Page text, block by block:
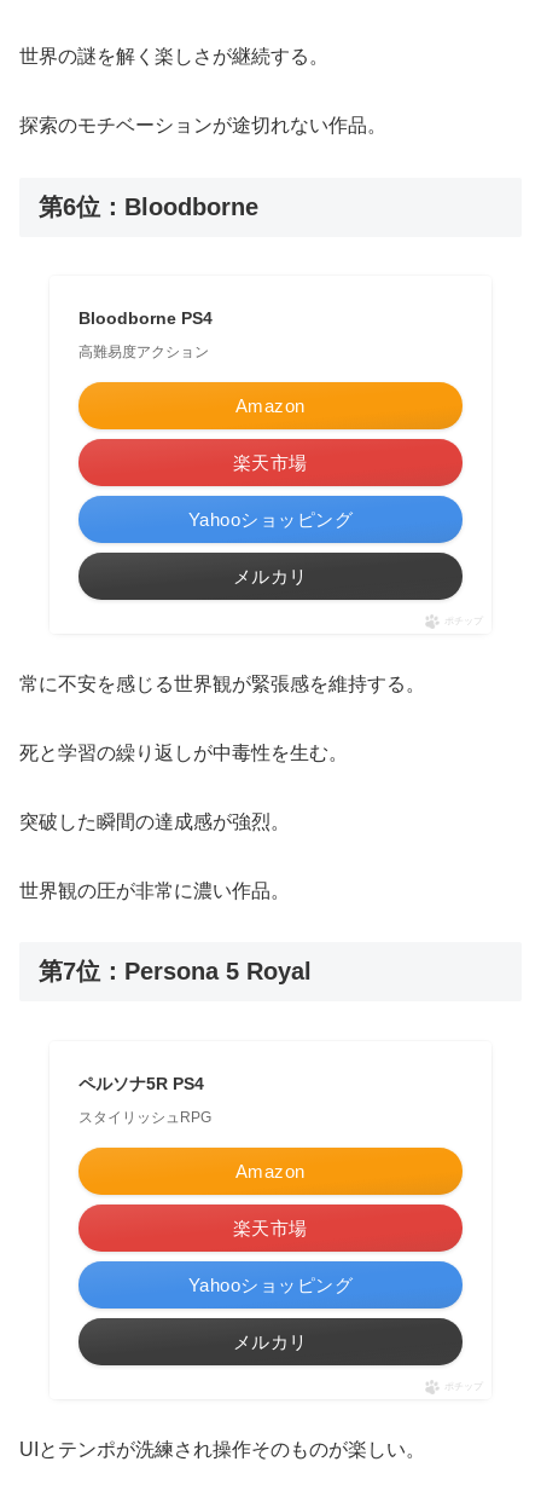
世界の謎を解く楽しさが継続する。
探索のモチベーションが途切れない作品。
第6位：Bloodborne
Bloodborne PS4
高難易度アクション
Amazon
楽天市場
Yahooショッピング
メルカリ
ポチップ
常に不安を感じる世界観が緊張感を維持する。
死と学習の繰り返しが中毒性を生む。
突破した瞬間の達成感が強烈。
世界観の圧が非常に濃い作品。
第7位：Persona 5 Royal
ペルソナ5R PS4
スタイリッシュRPG
Amazon
楽天市場
Yahooショッピング
メルカリ
ポチップ
UIとテンポが洗練され操作そのものが楽しい。